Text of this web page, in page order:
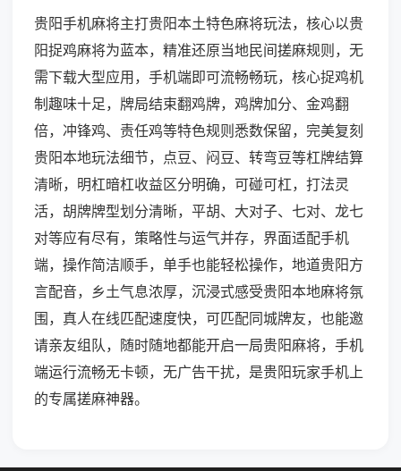
贵阳手机麻将主打贵阳本土特色麻将玩法，核心以贵
阳捉鸡麻将为蓝本，精准还原当地民间搓麻规则，无
需下载大型应用，手机端即可流畅畅玩，核心捉鸡机
制趣味十足，牌局结束翻鸡牌，鸡牌加分、金鸡翻
倍，冲锋鸡、责任鸡等特色规则悉数保留，完美复刻
贵阳本地玩法细节，点豆、闷豆、转弯豆等杠牌结算
清晰，明杠暗杠收益区分明确，可碰可杠，打法灵
活，胡牌牌型划分清晰，平胡、大对子、七对、龙七
对等应有尽有，策略性与运气并存，界面适配手机
端，操作简洁顺手，单手也能轻松操作，地道贵阳方
言配音，乡土气息浓厚，沉浸式感受贵阳本地麻将氛
围，真人在线匹配速度快，可匹配同城牌友，也能邀
请亲友组队，随时随地都能开启一局贵阳麻将，手机
端运行流畅无卡顿，无广告干扰，是贵阳玩家手机上
的专属搓麻神器。